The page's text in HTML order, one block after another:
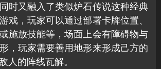
时又融入了类似炉石传说这种经典
戏，玩家可以通过部署卡牌位置、
施放技能等，场面上会有障碍物与
，玩家需要善用地形来形成己方的
人的阵线瓦解。